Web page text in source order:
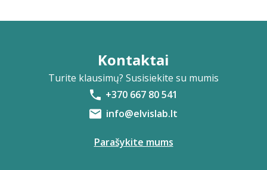
Kontaktai
Turite klausimų? Susisiekite su mumis
+370 667 80 541
info@elvislab.lt
Parašykite mums